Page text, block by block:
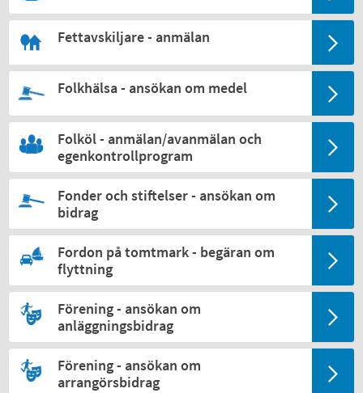
Fettavskiljare - anmälan
Folkhälsa - ansökan om medel
Folköl - anmälan/avanmälan och
egenkontrollprogram
Fonder och stiftelser - ansökan om
bidrag
Fordon på tomtmark - begäran om
flyttning
Förening - ansökan om
anläggningsbidrag
Förening - ansökan om
arrangörsbidrag